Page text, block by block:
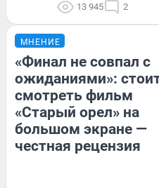
13 945 2
МНЕНИЕ
«Финал не совпал с
ожиданиями»:
смотреть фильм
«Старый орел» на
большом экране —
честная рецензия